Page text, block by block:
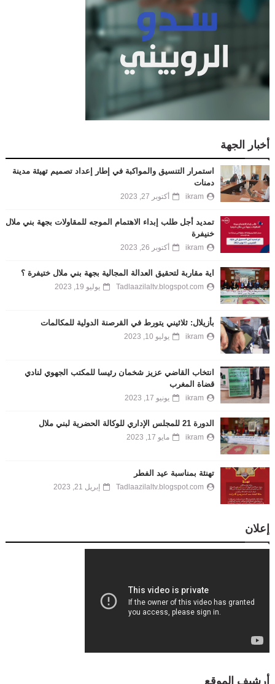
أخبار الجهة
استمرار التنسيق والمواكبة في إطار إعداد تصميم تهيئة مدينة
دمنات
ikram أكتوبر 27, 2023
تمديد أجل طلب إبداء الاهتمام الموجه للمقاولات بجهة بني ملال
خنيفرة
ikram أكتوبر 26, 2023
اية مقاربة لتحقيق العدالة المجالية بجهة بني ملال ختيفرة ؟
Tadlaazilaltv.blogspot.com يوليو 19, 2023
بأزيلال: ثلاثيني يتورط في القرصنة الدولية للمكالمات
ikram يوليو 10, 2023
انتخاب القاضي عزيز شخمان رئيسا للمكتب الجهوي لنادي
قضاة المغرب
ikram يونيو 17, 2023
الدورة 21 للمجلس الإداري للوكالة الحضرية لبني ملال
ikram مايو 17, 2023
تهنئة بمناسبة عيد الفطر
Tadlaazilaltv.blogspot.com إبريل 21, 2023
إعلان
أرشيف الموقع